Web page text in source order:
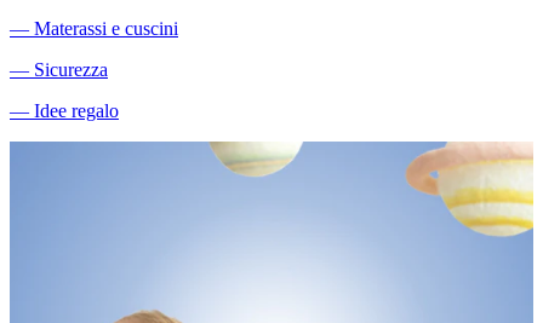
― Materassi e cuscini
― Sicurezza
― Idee regalo